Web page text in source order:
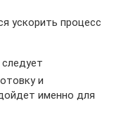
ускорить процесс
и
именно для